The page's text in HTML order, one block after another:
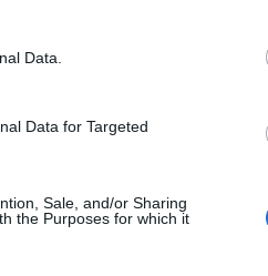
Data.
Data for Targeted
Sale, and/or Sharing
the Purposes for which it